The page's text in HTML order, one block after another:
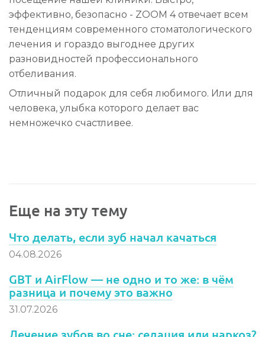
эффективно, безопасно - ZOOM 4 отвечает всем
тенденциям современного стоматологического
лечения и гораздо выгоднее других
разновидностей профессионального
отбеливания.
Отличный подарок для себя любимого. Или для
человека, улыбка которого делает вас
немножечко счастливее.
Еще на эту тему
Что делать, если зуб начал качаться
04.08.2026
GBT и AirFlow — не одно и то же: в чём
разница и почему это важно
31.07.2026